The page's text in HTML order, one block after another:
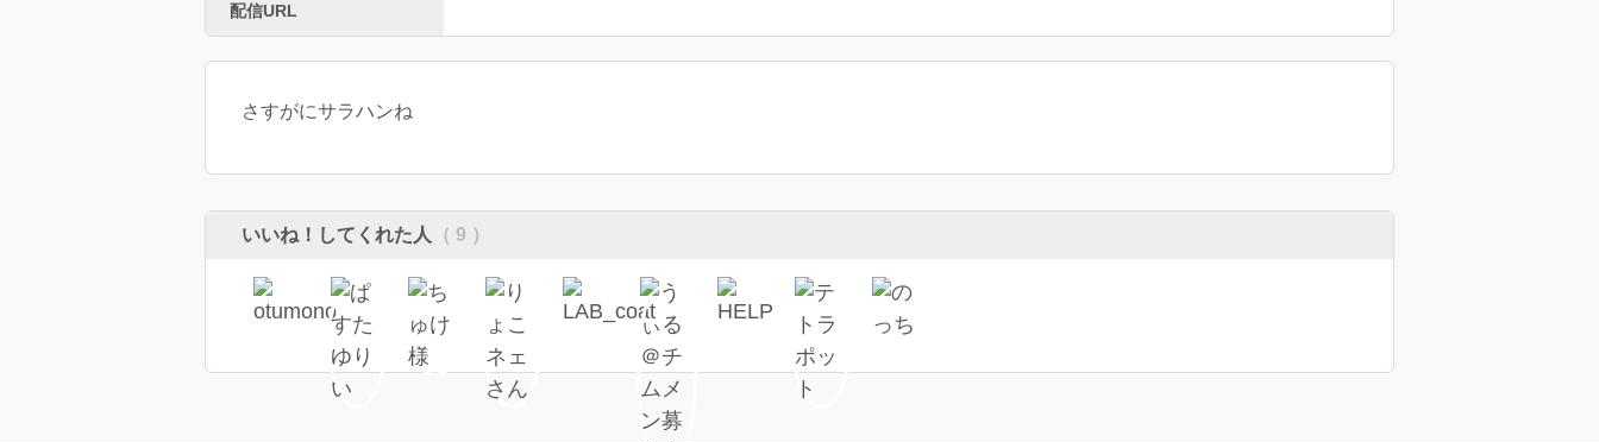
配信URL
さすがにサラハンね
いいね！してくれた人 （ 9 ）